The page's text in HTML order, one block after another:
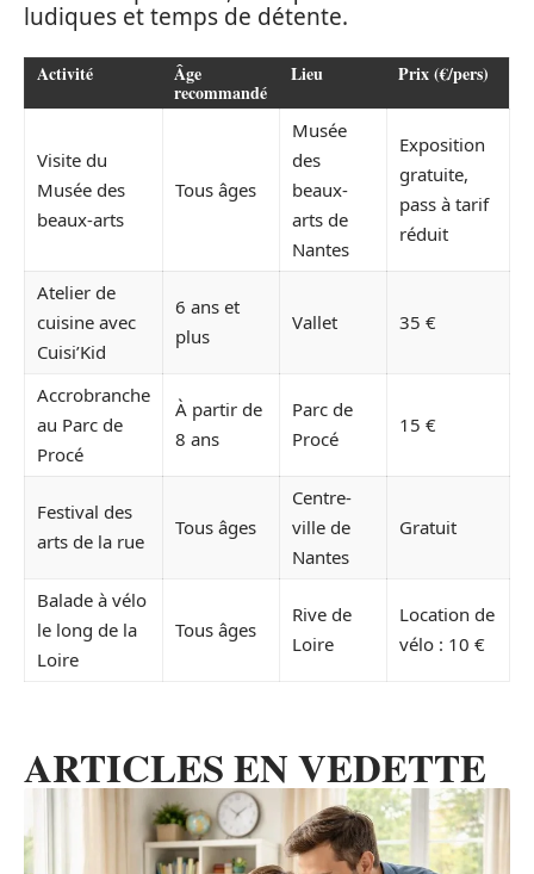
ludiques et temps de détente.
Activité Âge
recommandé
Lieu Prix (€/pers)
Visite du
Musée des
beaux-arts
Tous âges
Musée
des
beaux-
arts de
Nantes
Exposition
gratuite,
pass à tarif
réduit
Atelier de
cuisine avec
Cuisi’Kid
6 ans et
plus
Vallet 35 €
Accrobranche
au Parc de
Procé
À partir de
8 ans
Parc de
Procé
15 €
Festival des
arts de la rue
Tous âges
Centre-
ville de
Nantes
Gratuit
Balade à vélo
le long de la
Loire
Tous âges
Rive de
Loire
Location de
vélo : 10 €
ARTICLES EN VEDETTE